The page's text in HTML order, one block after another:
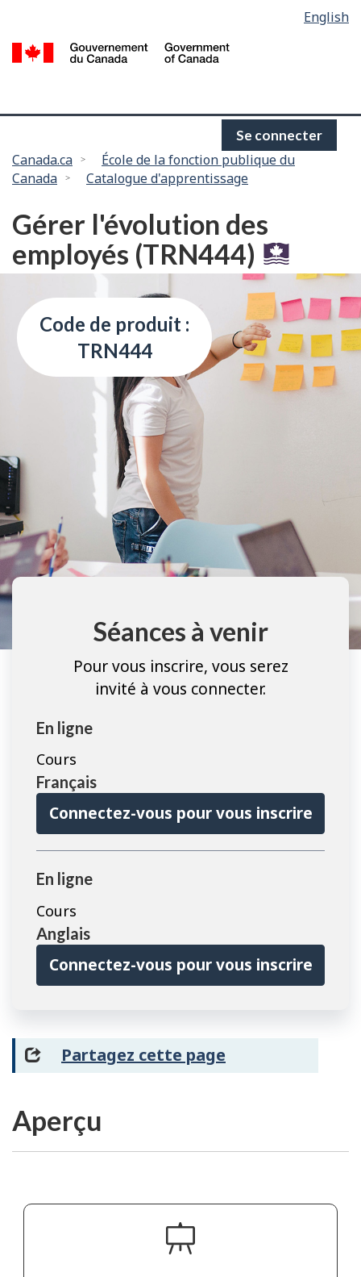
contenu
selection
English
Se connecter
Vous
êtes
Canada.ca
École de la fonction publique du
Canada
Catalogue d'apprentissage
Gérer l'évolution des
employés (TRN444)
Code de produit :
TRN444
Séances à venir
Pour vous inscrire, vous serez
invité à vous connecter.
En ligne
Cours
Français
Connectez-vous pour vous inscrire
En ligne
Cours
Anglais
Connectez-vous pour vous inscrire
Partagez cette page
Aperçu